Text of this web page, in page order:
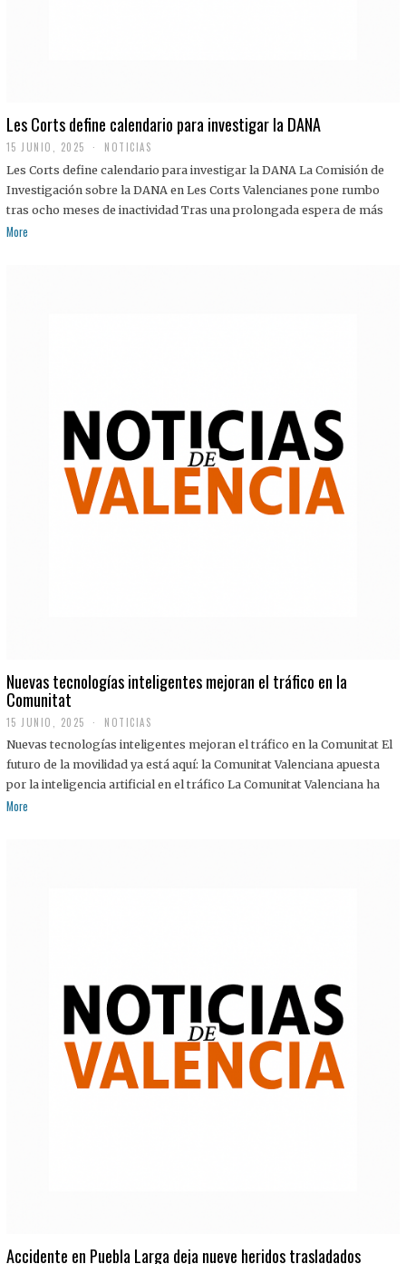
Les Corts define calendario para investigar la DANA
15 JUNIO, 2025 NOTICIAS
Les Corts define calendario para investigar la DANA La Comisión de
Investigación sobre la DANA en Les Corts Valencianes pone rumbo
tras ocho meses de inactividad Tras una prolongada espera de más
More
Nuevas tecnologías inteligentes mejoran el tráfico en la
Comunitat
15 JUNIO, 2025 NOTICIAS
Nuevas tecnologías inteligentes mejoran el tráfico en la Comunitat El
futuro de la movilidad ya está aquí: la Comunitat Valenciana apuesta
por la inteligencia artificial en el tráfico La Comunitat Valenciana ha
More
Accidente en Puebla Larga deja nueve heridos trasladados